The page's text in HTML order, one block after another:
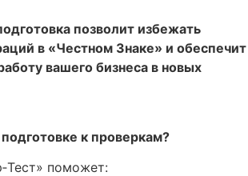
позволит избежать
в «Честном Знаке» и обеспечит
вашего бизнеса в новых
к проверкам?
поможет: